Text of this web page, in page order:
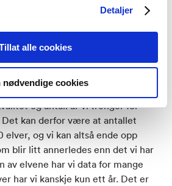
Detaljer
alle cookies
nødvendige cookies
som analyseres
analysen så er det litt avhengig av
og antall år vi trenger for
Det kan derfor være at antallet
elver, og vi kan altså ende opp
blir litt annerledes enn det vi har
av elvene har vi data for mange
har vi kanskje kun ett år. Det er